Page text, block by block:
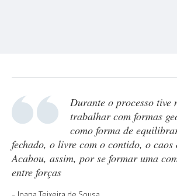
Durante o processo tive
trabalhar com formas
como forma de
fechado, o livre com o contido, o caos
Acabou, assim, por se formar uma
entre forças